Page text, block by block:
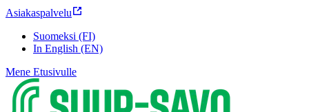
Asiakaspalvelu
Suomeksi (FI)
In English (EN)
Mene Etusivulle